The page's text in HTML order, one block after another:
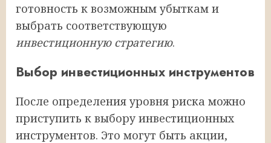
готовность к возможным убыткам и
выбрать соответствующую
инвестиционную стратегию.
Выбор инвестиционных инструментов
После определения уровня риска можно
приступить к выбору инвестиционных
инструментов. Это могут быть акции,